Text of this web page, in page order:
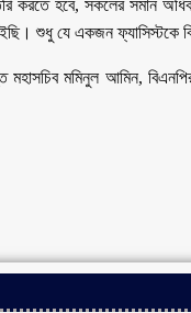
করতে হবে, সকলের সমান
শুধু যে একজন ফ্যাসিস্টকে
মহাসচিব মমিনুল আমিন,